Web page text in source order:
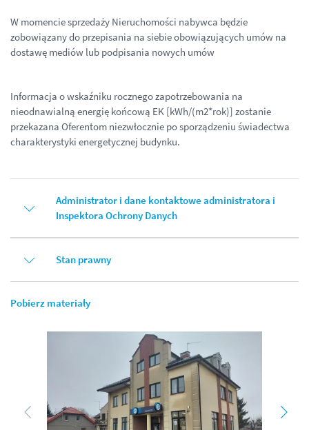
W momencie sprzedaży Nieruchomości nabywca będzie
zobowiązany do przepisania na siebie obowiązujących umów na
dostawę mediów lub podpisania nowych umów
Informacja o wskaźniku rocznego zapotrzebowania na
nieodnawialną energię końcową EK [kWh/(m2*rok)] zostanie
przekazana Oferentom niezwłocznie po sporządzeniu świadectwa
charakterystyki energetycznej budynku.
Administrator i dane kontaktowe administratora i
Inspektora Ochrony Danych
Stan prawny
Pobierz materiały